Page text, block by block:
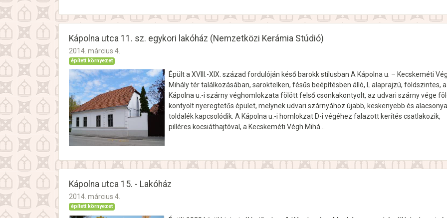
Kápolna utca 11. sz. egykori lakóház (Nemzetközi Kerámia Stúdió)
2014. március 4.
épített környezet
Épült a XVIII.-XIX. század fordulóján késő barokk stílusban A Kápolna u. – Kecskeméti
Mihály tér találkozásában, saroktelken, fésűs beépítésben álló, L alaprajzú, földszintes, a
Kápolna u.-i szárny véghomlokzata fölött felső csonkakontyolt, az udvari szárny vége
kontyolt nyeregtetős épület, melynek udvari szárnyához újabb, keskenyebb és
toldalék kapcsolódik. A Kápolna u.-i homlokzat D-i végéhez falazott kerítés csatlakozik,
pilléres kocsiáthajtóval, a Kecskeméti Végh Mihá…
Kápolna utca 15. - Lakóház
2014. március 4.
épített környezet